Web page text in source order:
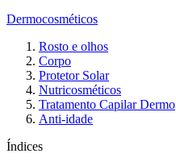
Dermocosméticos
Rosto e olhos
Corpo
Protetor Solar
Nutricosméticos
Tratamento Capilar Dermo
Anti-idade
Índices